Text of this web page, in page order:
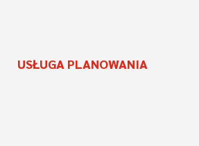
USŁUGA PLANOWANIA